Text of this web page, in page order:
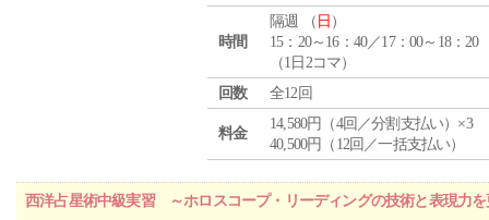
時間
隔週 （ 日 ）
15：20～16：40／17：00～18：20
（1日2コマ）
回数
全12回
料金
14,580円（4回／分割支払い）×3
40,500円（12回／一括支払い）
西洋占星術中級実習 ～ホロスコープ・リーディングの技術と表現力